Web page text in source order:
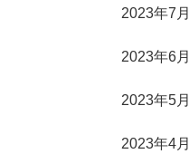
2023年7月
2023年6月
2023年5月
2023年4月